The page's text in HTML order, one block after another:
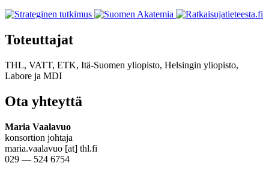
Toteuttajat
THL, VATT, ETK, Itä-Suomen yliopisto, Helsingin yliopisto,
Labore ja MDI
Ota yhteyttä
Maria Vaalavuo
konsortion johtaja
maria.vaalavuo [at] thl.fi
029 — 524 6754